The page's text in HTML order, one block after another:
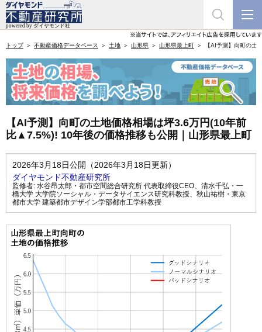
トップ 不動産価格データベース 土地 山形県 山形県最上町 【AI予測】向町の
【AI予測】向町の土地価格相場は坪3.6万円(10年前
比▲7.5%)! 10年後の価格推移も公開｜山形県最上町
2026年3月18日公開（2026年3月18日更新）
ダイヤモンド不動産研究所
監修者: 水谷昂太郎・都市空間総合研究所 代表取締役CEO、 清水千弘・一
橋大学 大学院ソーシャル・データサイエンス研究科教授、 秋山祐樹・東京
都市大学 建築都市デザイン学部都市工学科教授